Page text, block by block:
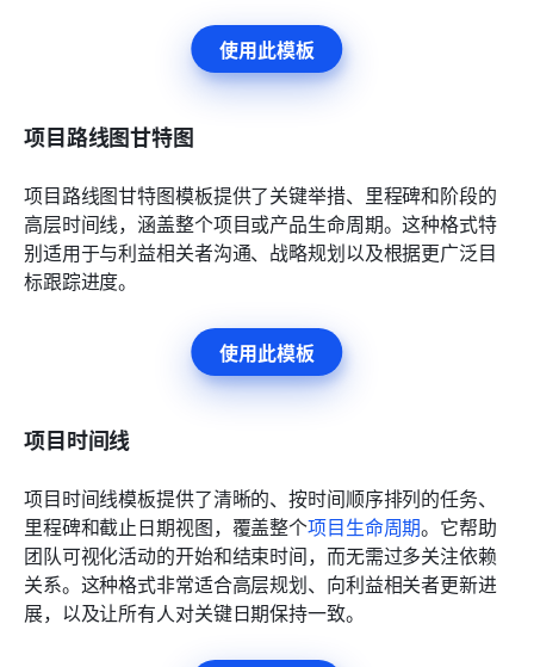
使用此模板
项目路线图甘特图
项目路线图甘特图模板提供了关键举措、里程碑和阶段的
高层时间线，涵盖整个项目或产品生命周期。这种格式特
别适用于与利益相关者沟通、战略规划以及根据更广泛目
标跟踪进度。
使用此模板
项目时间线
项目时间线模板提供了清晰的、按时间顺序排列的任务、
里程碑和截止日期视图，覆盖整个项目生命周期。它帮助
团队可视化活动的开始和结束时间，而无需过多关注依赖
关系。这种格式非常适合高层规划、向利益相关者更新进
展，以及让所有人对关键日期保持一致。